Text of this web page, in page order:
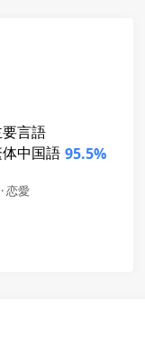
言語
中国語 95.5%
恋愛